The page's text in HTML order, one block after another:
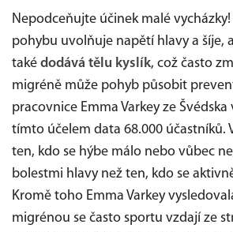
Nepodceňujte účinek malé
pohybu uvolňuje napětí hlavy a šíje,
také dodává tělu kyslík, což často
migréně může pohyb působit
pracovnice Emma Varkey ze
tímto účelem data 68.000 účastníků.
ten, kdo se hýbe málo nebo vůbec
bolestmi hlavy než ten, kdo se
Kromě toho Emma Varkey
migrénou se často sportu vzdají ze